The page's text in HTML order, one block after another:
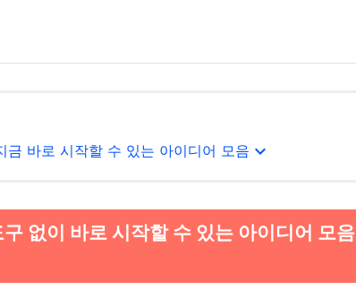
바로 시작할 수 있는 아이디어 모음 expand_more
없이 바로 시작할 수 있는 아이디어 모음